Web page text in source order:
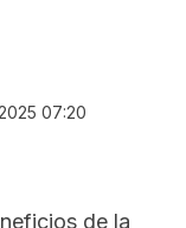
07:20
de la